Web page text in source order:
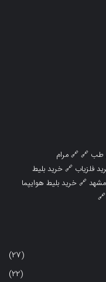
طب 🔗 🔗مرام
فلزیاب 🔗خرید بلیط
مشهد🔗خرید بلیط هوایپما
(27)
(22)